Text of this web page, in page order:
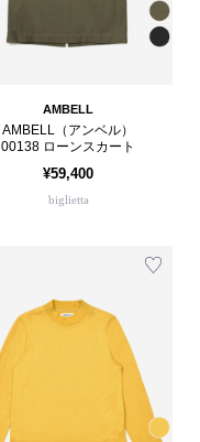
AMBELL
AMBELL（アンベル）
00138 ローンスカート
¥59,400
biglietta